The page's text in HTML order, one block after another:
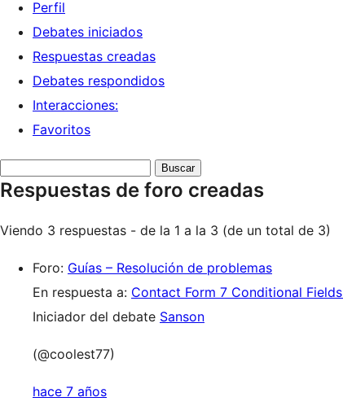
Perfil
Debates iniciados
Respuestas creadas
Debates respondidos
Interacciones:
Favoritos
respuestas:
Respuestas de foro creadas
Viendo 3 respuestas - de la 1 a la 3 (de un total de 3)
Foro: Guías – Resolución de problemas
En respuesta a: Contact Form 7 Conditional
Iniciador del debate Sanson
(@coolest77)
hace 7 años